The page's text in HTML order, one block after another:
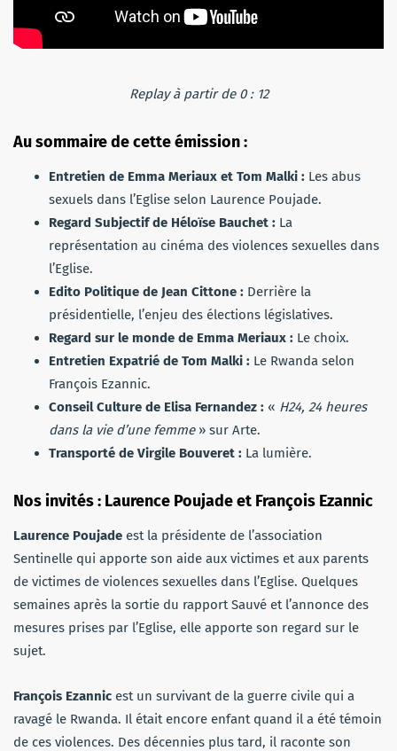
Replay à partir de 0 : 12
Au sommaire de cette émission :
Entretien de Emma Meriaux et Tom Malki : Les abus
sexuels dans l’Eglise selon Laurence Poujade.
Regard Subjectif de Héloïse Bauchet : La
représentation au cinéma des violences sexuelles dans
l’Eglise.
Edito Politique de Jean Cittone : Derrière la
présidentielle, l’enjeu des élections législatives.
Regard sur le monde de Emma Meriaux : Le choix.
Entretien Expatrié de Tom Malki : Le Rwanda selon
François Ezannic.
Conseil Culture de Elisa Fernandez : « H24, 24 heures
dans la vie d’une femme» sur Arte.
Transporté de Virgile Bouveret : La lumière.
Nos invités : Laurence Poujade et François Ezannic
Laurence Poujade est la présidente de l’association
Sentinelle qui apporte son aide aux victimes et aux parents
de victimes de violences sexuelles dans l’Eglise. Quelques
semaines après la sortie du rapport Sauvé et l’annonce des
mesures prises par l’Eglise, elle apporte son regard sur le
sujet.
François Ezannic est un survivant de la guerre civile qui a
ravagé le Rwanda. Il était encore enfant quand il a été témoin
de ces violences. Des décennies plus tard, il raconte son